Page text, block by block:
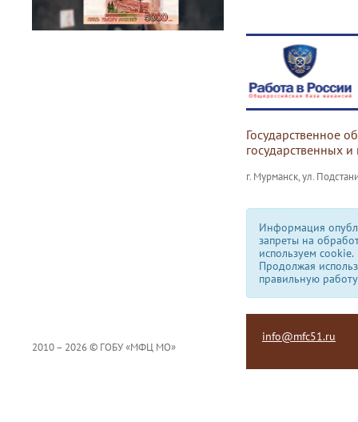
Государственное
государственных
г. Мурманск, ул.
Информация
запреты на
используем сookie.
Продолжая
правильную
2010 – 2026 © ГОБУ «МФЦ МО»
info@mfc51.ru